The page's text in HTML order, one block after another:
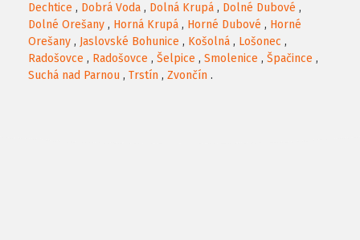
Dechtice , Dobrá Voda , Dolná Krupá , Dolné Dubové ,
Dolné Orešany , Horná Krupá , Horné Dubové , Horné
Orešany , Jaslovské Bohunice , Košolná , Lošonec ,
Radošovce , Radošovce , Šelpice , Smolenice , Špačince ,
Suchá nad Parnou , Trstín , Zvončín .